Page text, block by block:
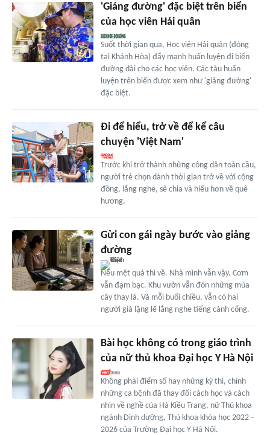
'Giảng đường' đặc biệt trên biển
của học viên Hải quân
Suốt thời gian qua, Học viện Hải quân (đóng
tại Khánh Hòa) đẩy mạnh huấn luyện đi biển
đường dài cho các học viên. Các tàu huấn
luyện trên biển được xem như 'giảng đường'
đặc biệt.
Đi để hiểu, trở về để kể câu
chuyện 'Việt Nam'
Trước khi trở thành những công dân toàn cầu,
người trẻ chọn dành thời gian trở về với cộng
đồng, lắng nghe, sẻ chia và hiểu hơn về quê
hương.
Gửi con gái ngày bước vào giảng
đường
Nếu mệt quá thì về. Nhà mình vẫn vậy. Cơm
vẫn đạm bạc. Khu vườn vẫn đón những mùa
cây thay lá. Và mỗi buổi chiều, vẫn có hai
người già lặng lẽ lắng nghe tiếng cánh cổng.
Bài học không có trong giáo trình
của nữ thủ khoa Đại học Y Hà Nội
Không phải điểm số hay những kỳ thi, chính
những ca bệnh đã thay đổi cách học và cách
nhìn về nghề của Hà Kiều Trang, nữ Thủ khoa
ngành Dinh dưỡng, Thủ khoa khóa học 2022 –
2026 của Trường Đại học Y Hà Nội.